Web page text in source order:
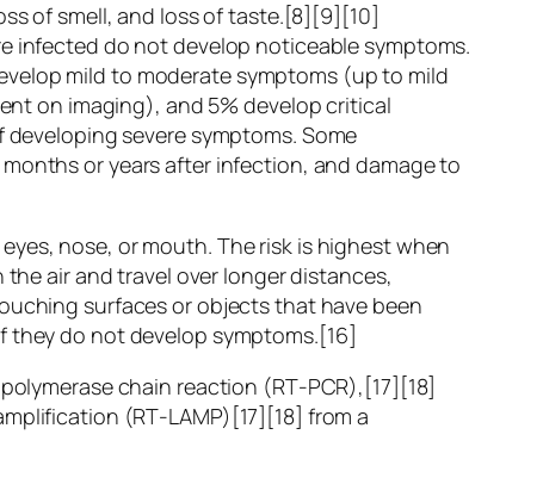
of smell, and loss of taste.[8][9][10]
infected do not develop noticeable symptoms.
mild to moderate symptoms (up to mild
on imaging), and 5% develop critical
severe symptoms. Some
or years after infection, and damage to
nose, or mouth. The risk is highest when
air and travel over longer distances,
surfaces or objects that have been
they do not develop symptoms.[16]
chain reaction (RT‑PCR),[17][18]
(RT‑LAMP)[17][18] from a